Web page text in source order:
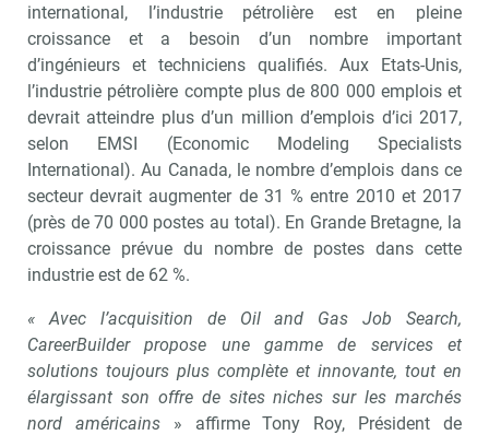
international, l’industrie pétrolière est en pleine
croissance et a besoin d’un nombre important
d’ingénieurs et techniciens qualifiés. Aux Etats-Unis,
l’industrie pétrolière compte plus de 800 000 emplois et
devrait atteindre plus d’un million d’emplois d’ici 2017,
selon EMSI (Economic Modeling Specialists
International). Au Canada, le nombre d’emplois dans ce
secteur devrait augmenter de 31 % entre 2010 et 2017
(près de 70 000 postes au total). En Grande Bretagne, la
croissance prévue du nombre de postes dans cette
industrie est de 62 %.
« Avec l’acquisition de Oil and Gas Job Search,
CareerBuilder propose une gamme de services et
solutions toujours plus complète et innovante, tout en
élargissant son offre de sites niches sur les marchés
nord américains» affirme Tony Roy, Président de